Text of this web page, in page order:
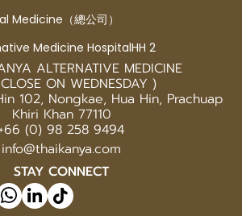
Medicine（總公司）
Medicine HospitalHH 2
ALTERNATIVE MEDICINE
ON WEDNESDAY )
102, Nongkae, Hua Hin, Prachuap
Khiri Khan 77110
(0) 98 258 9494
info@thaikanya.com
STAY CONNECT